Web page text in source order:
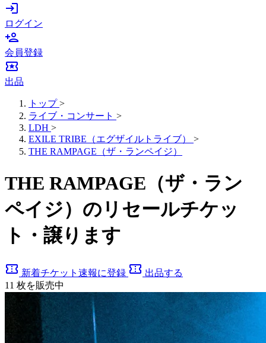
login
ログイン
person_add
会員登録
local_activity
出品
トップ >
ライブ・コンサート >
LDH >
EXILE TRIBE（エグザイルトライブ）
>
THE RAMPAGE（ザ・ランペイジ）
THE RAMPAGE（ザ・ラン
ペイジ）のリセールチケッ
ト・譲ります
confirmation_number 新着チケット速報に登録 confirmation_number 出品する
11 枚を販売中